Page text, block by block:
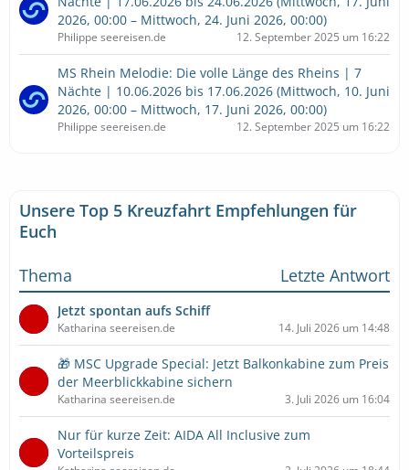
2026, 00:00 – Mittwoch, 24. Juni 2026, 00:00)
Philippe seereisen.de 12. September 2025 um 16:22
MS Rhein Melodie: Die volle Länge des Rheins | 7
Nächte | 10.06.2026 bis 17.06.2026 (Mittwoch, 10. Juni
2026, 00:00 – Mittwoch, 17. Juni 2026, 00:00)
Philippe seereisen.de 12. September 2025 um 16:22
Unsere Top 5 Kreuzfahrt Empfehlungen für
Euch
Thema
Letzte Antwort
Jetzt spontan aufs Schiff
Katharina seereisen.de 14. Juli 2026 um 14:48
🎁 MSC Upgrade Special: Jetzt Balkonkabine zum Preis
der Meerblickkabine sichern
Katharina seereisen.de 3. Juli 2026 um 16:04
Nur für kurze Zeit: AIDA All Inclusive zum
Vorteilspreis